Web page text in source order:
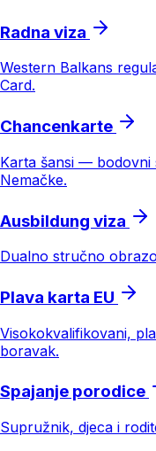
Radna viza
Western Balkans
Card.
Chancenkarte
Karta šansi — bodovni
Nemačke.
Ausbildung viza
Dualno stručno
Plava karta EU
Visokokvalifikovani,
boravak.
Spajanje porodice
Supružnik, djeca i